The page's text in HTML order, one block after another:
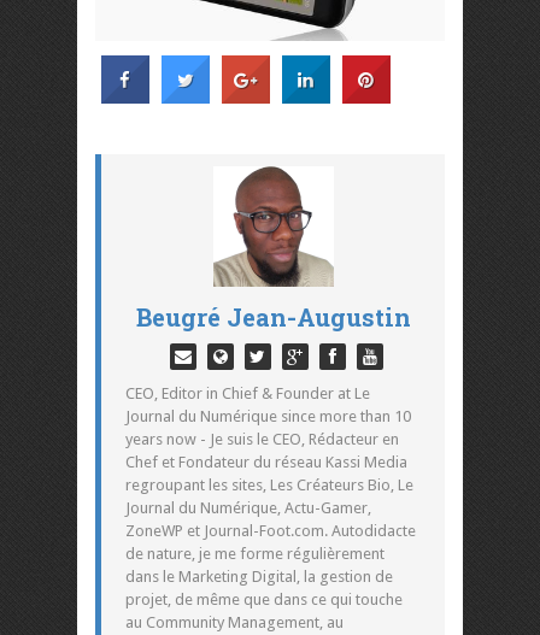
Beugré Jean-Augustin
CEO, Editor in Chief & Founder at Le
Journal du Numérique since more than 10
years now - Je suis le CEO, Rédacteur en
Chef et Fondateur du réseau Kassi Media
regroupant les sites, Les Créateurs Bio, Le
Journal du Numérique, Actu-Gamer,
ZoneWP et Journal-Foot.com. Autodidacte
de nature, je me forme régulièrement
dans le Marketing Digital, la gestion de
projet, de même que dans ce qui touche
au Community Management, au